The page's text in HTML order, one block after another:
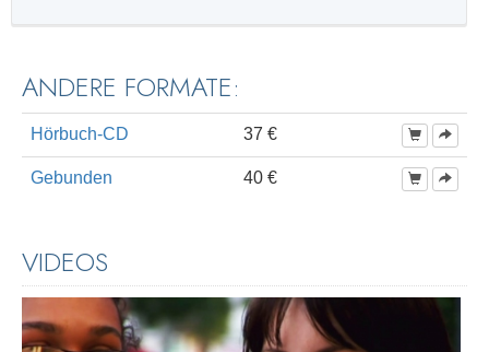
ANDERE FORMATE:
Hörbuch-CD 37 €
Gebunden 40 €
VIDEOS